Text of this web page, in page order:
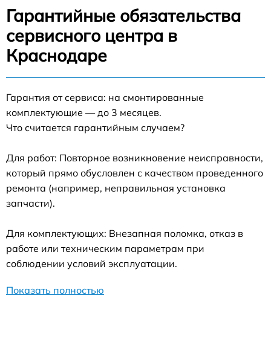
Гарантийные обязательства
сервисного центра в
Краснодаре
Гарантия от сервиса: на смонтированные
комплектующие — до 3 месяцев.
Что считается гарантийным случаем?
Для работ: Повторное возникновение неисправности,
который прямо обусловлен с качеством проведенного
ремонта (например, неправильная установка
запчасти).
Для комплектующих: Внезапная поломка, отказ в
работе или техническим параметрам при
соблюдении условий эксплуатации.
Показать полностью